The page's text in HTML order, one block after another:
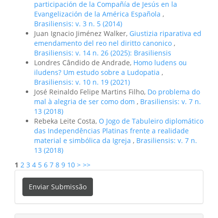
participación de la Compañía de Jesús en la
Evangelización de la América Española ,
Brasiliensis: v. 3 n. 5 (2014)
Juan Ignacio Jiménez Walker, Giustizia riparativa ed
emendamento del reo nel diritto canonico ,
Brasiliensis: v. 14 n. 26 (2025): Brasiliensis
Londres Cândido de Andrade, Homo ludens ou
iludens? Um estudo sobre a Ludopatia ,
Brasiliensis: v. 10 n. 19 (2021)
José Reinaldo Felipe Martins Filho, Do problema do
mal à alegria de ser como dom , Brasiliensis: v. 7 n.
13 (2018)
Rebeka Leite Costa, O Jogo de Tabuleiro diplomático
das Independências Platinas frente a realidade
material e simbólica da Igreja , Brasiliensis: v. 7 n.
13 (2018)
1 2 3 4 5 6 7 8 9 10 > >>
Enviar
Submissão
Enviar Submissão